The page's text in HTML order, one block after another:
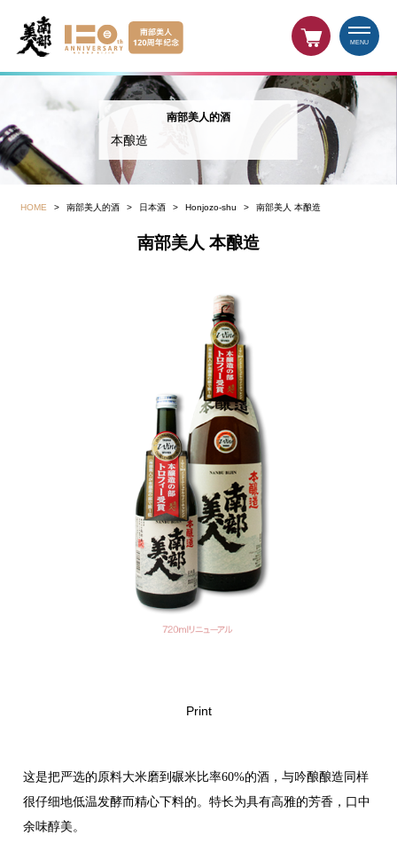
MENU
南部美人的酒
本酿造
HOME > 南部美人的酒 > 日本酒 > Honjozo-shu > 南部美人 本酿造
南部美人 本酿造
Print
这是把严选的原料大米磨到碾米比率60%的酒，与吟酿酿造同样
很仔细地低温发酵而精心下料的。特长为具有高雅的芳香，口中
余味醇美。